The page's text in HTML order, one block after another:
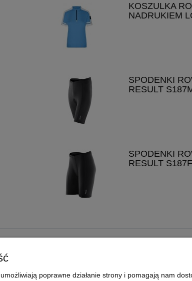
KOSZULKA
NADRUKIEM
SPODENKI
RESULT
SPODENKI
RESULT
USTAWIENIA KONTA CZAS I KOSZTY
poprawne działanie strony i pomagają nam